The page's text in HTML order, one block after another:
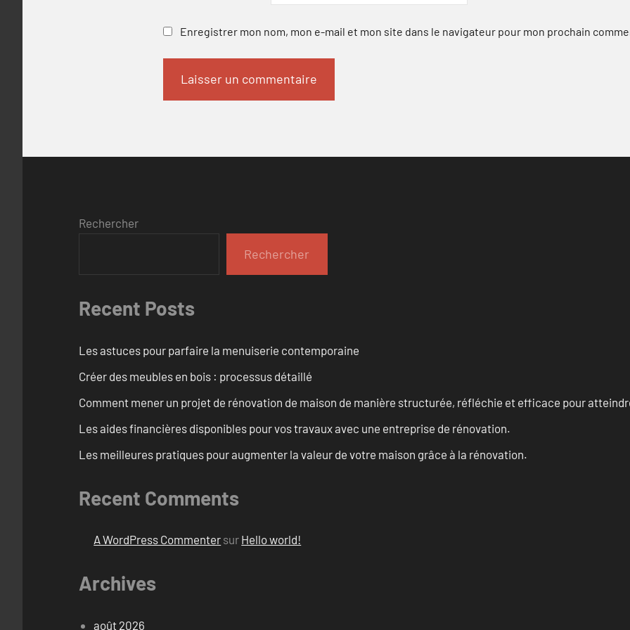
Enregistrer mon nom, mon e-mail et mon site dans le navigateur pour mon prochain
Rechercher
Rechercher
Recent Posts
Les astuces pour parfaire la menuiserie contemporaine
Créer des meubles en bois : processus détaillé
Comment mener un projet de rénovation de maison de manière structurée, réfléchie et efficace pour
Les aides financières disponibles pour vos travaux avec une entreprise de rénovation.
Les meilleures pratiques pour augmenter la valeur de votre maison grâce à la rénovation.
Recent Comments
A WordPress Commenter sur Hello world!
Archives
août 2026